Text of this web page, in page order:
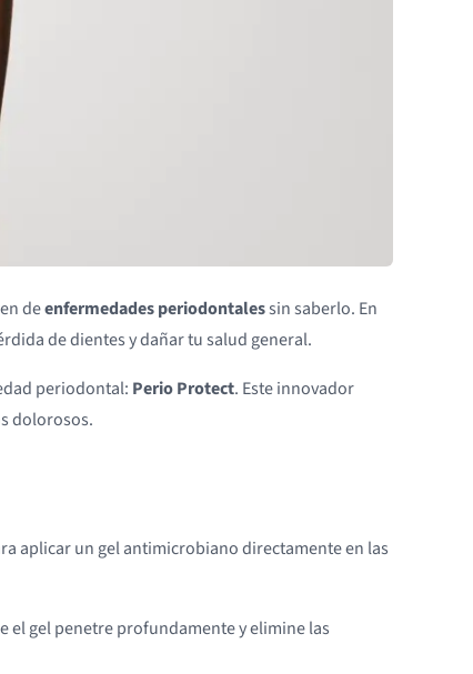
deenfermedades periodontalessin saberlo. En
de dientes y dañar tu salud general.
periodontal: Perio Protect. Este innovador
dolorosos.
aplicar un gel antimicrobiano directamente en las
el gel penetre profundamente y elimine las